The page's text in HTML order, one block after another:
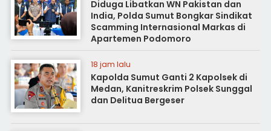
Diduga Libatkan WN Pakistan dan
India, Polda Sumut Bongkar Sindikat
Scamming Internasional Markas di
Apartemen Podomoro
18 jam lalu
Kapolda Sumut Ganti 2 Kapolsek di
Medan, Kanitreskrim Polsek Sunggal
dan Delitua Bergeser